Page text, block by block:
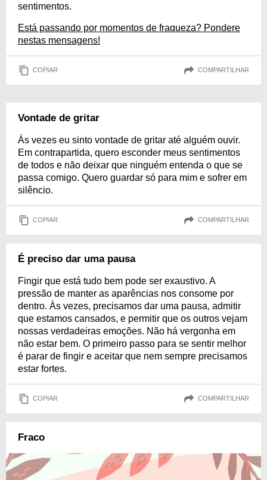
sentimentos.
Está passando por momentos de fraqueza? Pondere
nestas mensagens!
COPIAR COMPARTILHAR
Vontade de gritar
Às vezes eu sinto vontade de gritar até alguém ouvir.
Em contrapartida, quero esconder meus sentimentos
de todos e não deixar que ninguém entenda o que se
passa comigo. Quero guardar só para mim e sofrer em
silêncio.
COPIAR COMPARTILHAR
É preciso dar uma pausa
Fingir que está tudo bem pode ser exaustivo. A
pressão de manter as aparências nos consome por
dentro. Às vezes, precisamos dar uma pausa, admitir
que estamos cansados, e permitir que os outros vejam
nossas verdadeiras emoções. Não há vergonha em
não estar bem. O primeiro passo para se sentir melhor
é parar de fingir e aceitar que nem sempre precisamos
estar fortes.
COPIAR COMPARTILHAR
Fraco